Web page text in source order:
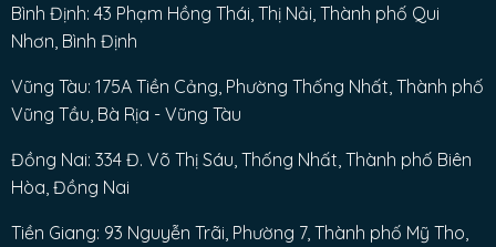
Bình Định: 43 Phạm Hồng Thái, Thị Nải, Thành phố Qui
Nhơn, Bình Định
Vũng Tàu: 175A Tiền Cảng, Phường Thống Nhất, Thành phố
Vũng Tầu, Bà Rịa - Vũng Tàu
Đồng Nai: 334 Đ. Võ Thị Sáu, Thống Nhất, Thành phố Biên
Hòa, Đồng Nai
Tiền Giang: 93 Nguyễn Trãi, Phường 7, Thành phố Mỹ Tho,